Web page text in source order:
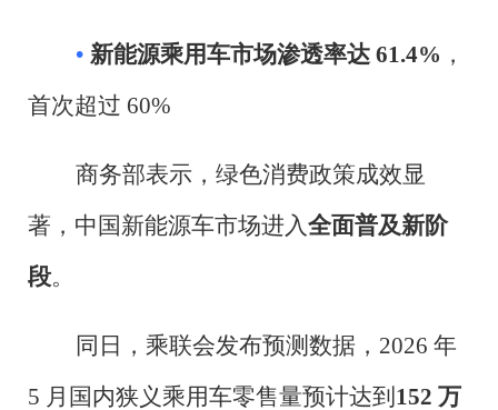
• 新能源乘用车市场渗透率达61.4% ，
首次超过 60%
商务部表示，绿色消费政策成效显
著，中国新能源车市场进入全面普及新阶
段。
同日，乘联会发布预测数据， 2026 年
5 月国内狭义乘用车零售量预计达到 152 万